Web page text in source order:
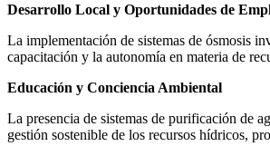
Desarrollo Local y Oportunidades de
La implementación de sistemas de ósmosis
capacitación y la autonomía en materia de
Educación y Conciencia Ambiental
La presencia de sistemas de purificación de
gestión sostenible de los recursos hídricos,